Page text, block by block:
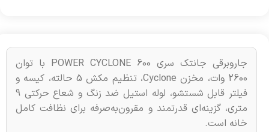
جاروبرقی جانتک سری POWER CYCLONE 600 با توان
2600 وات، مخزن Cyclone، تنظیم مکش 5 حالته، کیسه و
فیلتر قابل شستشو، لوله استیل ضد زنگ و شعاع حرکتی 9
متری، گزینه‌ای قدرتمند و مقرون‌به‌صرفه برای نظافت کامل
خانه است.